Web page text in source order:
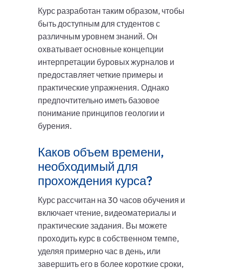
Курс разработан таким образом, чтобы
быть доступным для студентов с
различным уровнем знаний. Он
охватывает основные концепции
интерпретации буровых журналов и
предоставляет четкие примеры и
практические упражнения. Однако
предпочтительно иметь базовое
понимание принципов геологии и
бурения.
Каков объем времени,
необходимый для
прохождения курса?
Курс рассчитан на 30 часов обучения и
включает чтение, видеоматериалы и
практические задания. Вы можете
проходить курс в собственном темпе,
уделяя примерно час в день, или
завершить его в более короткие сроки,